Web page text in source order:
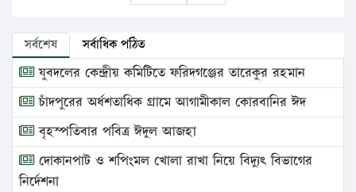
সর্বশেষ সর্বাধিক পঠিত
যুবদলের কেন্দ্রীয় কমিটিতে ফরিদগঞ্জের তারেকুর রহমান
চাঁদপুরের অর্ধশতাধিক গ্রামে আগামীকাল কোরবানির ঈদ
বৃহস্পতিবার পবিত্র ঈদুল আজহা
দোকানপাট ও শপিংমল খোলা রাখা নিয়ে বিদ্যুৎ বিভাগের
নির্দেশনা